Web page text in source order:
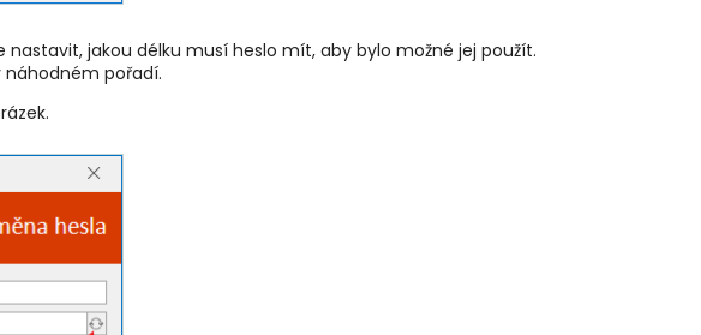
nastavit, jakou délku musí heslo mít, aby bylo možné jej použít.
náhodném pořadí.